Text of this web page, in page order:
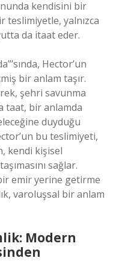
kendisini bir
teslimiyetle, yalnızca
da itaat eder.
Hector’un
bir anlam taşır.
şehri savunma
taat, bir anlamda
duyduğu
bu teslimiyeti,
kendi kişisel
sağlar.
emir yerine getirme
varoluşsal bir anlam
Modern